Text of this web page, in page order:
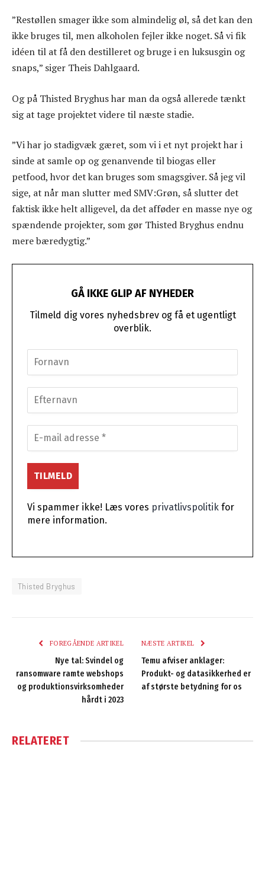
”Restøllen smager ikke som almindelig øl, så det kan den
ikke bruges til, men alkoholen fejler ikke noget. Så vi fik
idéen til at få den destilleret og bruge i en luksusgin og
snaps,” siger Theis Dahlgaard.
Og på Thisted Bryghus har man da også allerede tænkt
sig at tage projektet videre til næste stadie.
”Vi har jo stadigvæk gæret, som vi i et nyt projekt har i
sinde at samle op og genanvende til biogas eller
petfood, hvor det kan bruges som smagsgiver. Så jeg vil
sige, at når man slutter med SMV:Grøn, så slutter det
faktisk ikke helt alligevel, da det afføder en masse nye og
spændende projekter, som gør Thisted Bryghus endnu
mere bæredygtig.”
GÅ IKKE GLIP AF NYHEDER
Tilmeld dig vores nyhedsbrev og få et ugentligt
overblik.
Vi spammer ikke! Læs vores privatlivspolitik for
mere information.
Thisted Bryghus
FOREGÅENDE ARTIKEL
Nye tal: Svindel og
ransomware ramte webshops
og produktionsvirksomheder
hårdt i 2023
NÆSTE ARTIKEL
Temu afviser anklager:
Produkt- og datasikkerhed er
af største betydning for os
RELATERET